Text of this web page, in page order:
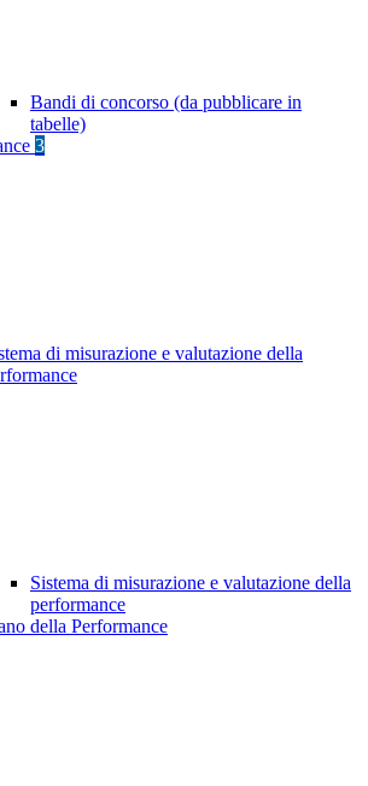
Bandi di concorso (da pubblicare in
tabelle)
3
di misurazione e valutazione della
Sistema di misurazione e valutazione della
performance
della Performance